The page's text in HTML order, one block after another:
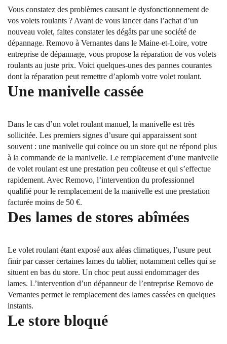
Vous constatez des problèmes causant le dysfonctionnement de
vos volets roulants ? Avant de vous lancer dans l’achat d’un
nouveau volet, faites constater les dégâts par une société de
dépannage. Removo à Vernantes dans le Maine-et-Loire, votre
entreprise de dépannage, vous propose la réparation de vos volets
roulants au juste prix. Voici quelques-unes des pannes courantes
dont la réparation peut remettre d’aplomb votre volet roulant.
Une manivelle cassée
Dans le cas d’un volet roulant manuel, la manivelle est très
sollicitée. Les premiers signes d’usure qui apparaissent sont
souvent : une manivelle qui coince ou un store qui ne répond plus
à la commande de la manivelle. Le remplacement d’une manivelle
de volet roulant est une prestation peu coûteuse et qui s’effectue
rapidement. Avec Removo, l’intervention du professionnel
qualifié pour le remplacement de la manivelle est une prestation
facturée moins de 50 €.
Des lames de stores abîmées
Le volet roulant étant exposé aux aléas climatiques, l’usure peut
finir par casser certaines lames du tablier, notamment celles qui se
situent en bas du store. Un choc peut aussi endommager des
lames. L’intervention d’un dépanneur de l’entreprise Removo de
Vernantes permet le remplacement des lames cassées en quelques
instants.
Le store bloqué